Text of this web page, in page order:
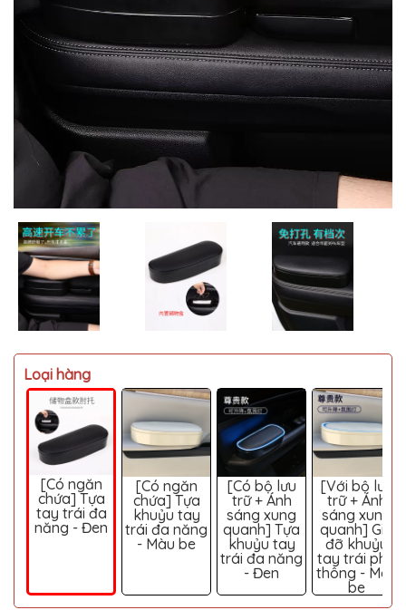
NISSAN
VOLKSWAGEN
MERCEDES
HYUNDAI
FORD
MITSUBISHI
BMW
VOLVO
SUZUKI
PORSCHE
MG
AUDI
MINI
COOPER
PEUGEOT
VINFAST
TÔ
Loại hàng
[Có ngăn
chứa] Tựa
tay trái đa
năng - Đen
[Có ngăn
chứa] Tựa
khuỷu tay
trái đa năng
- Màu be
[Có bộ lưu
trữ + Ánh
sáng xung
quanh] Tựa
khuỷu tay
trái đa năng
- Đen
[Với bộ lưu
trữ + Ánh
sáng xung
quanh] Giá
đỡ khuỷu
tay trái phổ
thông - Màu
be